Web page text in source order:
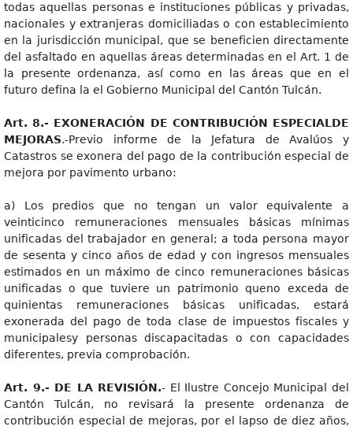
todas aquellas personas e instituciones públicas y privadas,
nacionales y extranjeras domiciliadas o con establecimiento
en la jurisdicción municipal, que se beneficien directamente
del asfaltado en aquellas áreas determinadas en el Art. 1 de
la presente ordenanza, así como en las áreas que en el
futuro defina la el Gobierno Municipal del Cantón Tulcán.
Art. 8.- EXONERACIÓN DE CONTRIBUCIÓN ESPECIALDE
MEJORAS.-Previo informe de la Jefatura de Avalúos y
Catastros se exonera del pago de la contribución especial de
mejora por pavimento urbano:
a) Los predios que no tengan un valor equivalente a
veinticinco remuneraciones mensuales básicas mínimas
unificadas del trabajador en general; a toda persona mayor
de sesenta y cinco años de edad y con ingresos mensuales
estimados en un máximo de cinco remuneraciones básicas
unificadas o que tuviere un patrimonio queno exceda de
quinientas remuneraciones básicas unificadas, estará
exonerada del pago de toda clase de impuestos fiscales y
municipalesy personas discapacitadas o con capacidades
diferentes, previa comprobación.
Art. 9.- DE LA REVISIÓN.- El Ilustre Concejo Municipal del
Cantón Tulcán, no revisará la presente ordenanza de
contribución especial de mejoras, por el lapso de diez años,